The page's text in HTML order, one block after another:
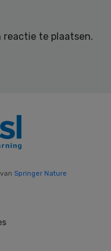
reactie te plaatsen.
Springer Nature